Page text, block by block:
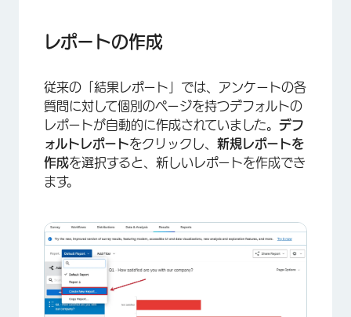
レポートの作成
従来の「結果レポート」では、アンケートの各
質問に対して個別のページを持つデフォルトの
レポートが自動的に作成されていました。 デフ
ォルトレポートをクリックし、 新規レポートを
作成を選択すると、新しいレポートを作成でき
ます。